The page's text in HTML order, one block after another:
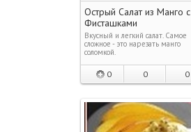
Острый Салат из Манго с
Фисташками
Вкусный и легкий салат. Самое
сложное - это нарезать манго
соломкой.
0 0 0